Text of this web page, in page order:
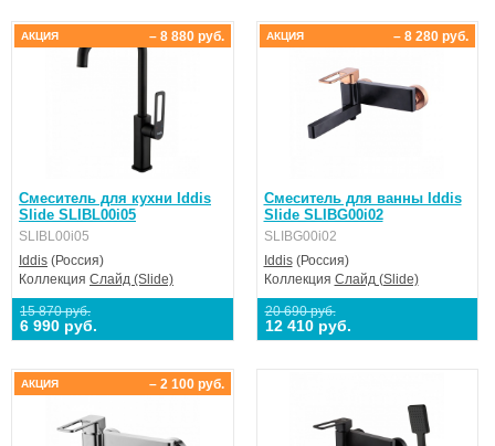
Смеситель для кухни Iddis
Slide SLIBL00i05
SLIBL00i05
Iddis (Россия)
Коллекция Слайд (Slide)
15 870 руб.
6 990 руб.
– 8 880 руб.
АКЦИЯ
Смеситель для ванны Iddis
Slide SLIBG00i02
SLIBG00i02
Iddis(Россия)
Коллекция Слайд (Slide)
20 690 руб.
12 410 руб.
– 8 280 руб.
АКЦИЯ
– 2 100 руб.
АКЦИЯ